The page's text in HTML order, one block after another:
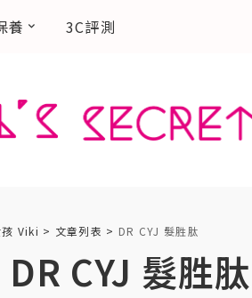
養 3C評測
Viki > 文章列表 > DR CYJ 髮胜肽
DR CYJ 髮胜肽